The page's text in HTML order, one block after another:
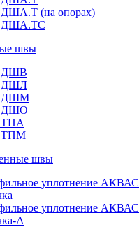
(на опорах)
ДША.ТС
швы
ДШВ
ДШЛ
ДШМ
ДШО
ТПА
ТПМ
швы
уплотнение
уплотнение
А